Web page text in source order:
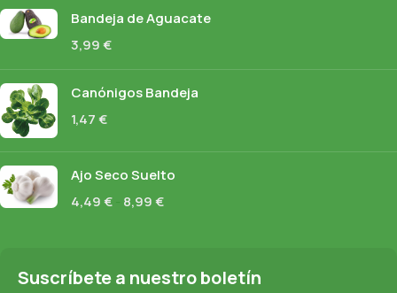
Bandeja de Aguacate
3,99€
Canónigos Bandeja
1,47€
Ajo Seco Suelto
4,49€ 8,99€
Suscríbete a nuestro boletín